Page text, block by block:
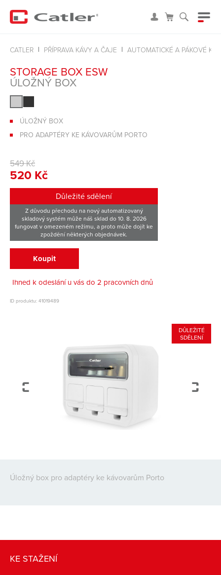
CATLER PŘÍPRAVA KÁVY A ČAJE AUTOMATICKÉ A PÁKOVÉ
DŮLEŽITÉ
SDĚLENÍ
STORAGE BOX ESW
ÚLOŽNÝ BOX
ÚLOŽNÝ BOX
PRO ADAPTÉRY KE KÁVOVARŮM PORTO
549 Kč
520 Kč
Důležité sdělení
Z důvodu přechodu na nový automatizovaný
skladový systém může náš sklad do 10. 8. 2026
fungovat v omezeném režimu, a proto může dojít ke
zpoždění některých objednávek.
Koupit
Ihned k odeslání u vás do 2 pracovních dnů
ID produktu: 41019489
Úložný box pro adaptéry ke kávovarům Porto
KE STAŽENÍ